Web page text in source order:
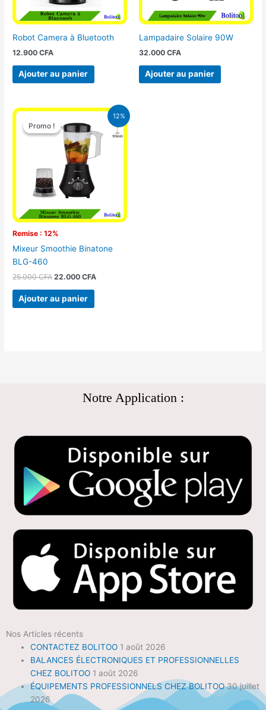
Robot Camera à Bluetooth
12.900CFA
Ajouter au panier
Lampadaire Solaire 90W
32.000 CFA
Ajouter au panier
12%
Promo !
Remise : 12%
Promo !
Mixeur Smoothie Binatone
BLG-460
25.000CFA
Le
prix
initial
était :
25.000 CFA.
22.000CFA
Le
prix
actuel
est :
Ajouter au panier
Notre Application :
Nos Articles récents
CONTACTEZ BOLITOO 1 août 2026
BALANCES ÉLECTRONIQUES ET PROFESSIONNELLES
CHEZ BOLITOO 1 août 2026
ÉQUIPEMENTS PROFESSIONNELS CHEZ BOLITOO 30 juillet
2026